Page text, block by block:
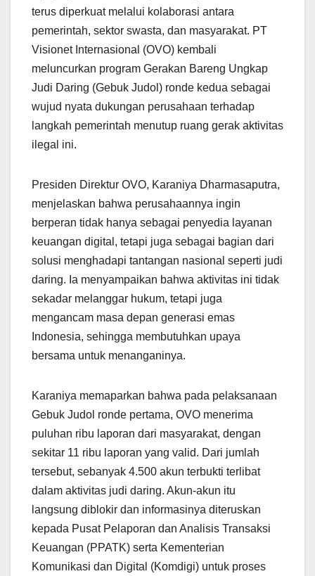
terus diperkuat melalui kolaborasi antara
pemerintah, sektor swasta, dan masyarakat. PT
Visionet Internasional (OVO) kembali
meluncurkan program Gerakan Bareng Ungkap
Judi Daring (Gebuk Judol) ronde kedua sebagai
wujud nyata dukungan perusahaan terhadap
langkah pemerintah menutup ruang gerak aktivitas
ilegal ini.
Presiden Direktur OVO, Karaniya Dharmasaputra,
menjelaskan bahwa perusahaannya ingin
berperan tidak hanya sebagai penyedia layanan
keuangan digital, tetapi juga sebagai bagian dari
solusi menghadapi tantangan nasional seperti judi
daring. Ia menyampaikan bahwa aktivitas ini tidak
sekadar melanggar hukum, tetapi juga
mengancam masa depan generasi emas
Indonesia, sehingga membutuhkan upaya
bersama untuk menanganinya.
Karaniya memaparkan bahwa pada pelaksanaan
Gebuk Judol ronde pertama, OVO menerima
puluhan ribu laporan dari masyarakat, dengan
sekitar 11 ribu laporan yang valid. Dari jumlah
tersebut, sebanyak 4.500 akun terbukti terlibat
dalam aktivitas judi daring. Akun-akun itu
langsung diblokir dan informasinya diteruskan
kepada Pusat Pelaporan dan Analisis Transaksi
Keuangan (PPATK) serta Kementerian
Komunikasi dan Digital (Komdigi) untuk proses